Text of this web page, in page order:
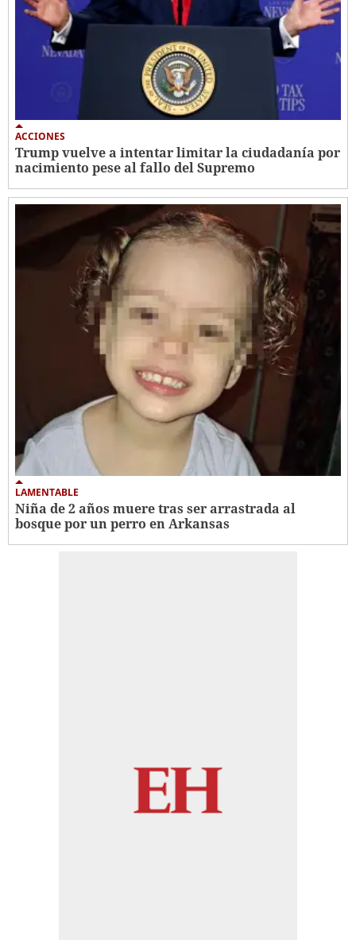
ACCIONES
Trump vuelve a intentar limitar la ciudadanía por
nacimiento pese al fallo del Supremo
LAMENTABLE
Niña de 2 años muere tras ser arrastrada al
bosque por un perro en Arkansas